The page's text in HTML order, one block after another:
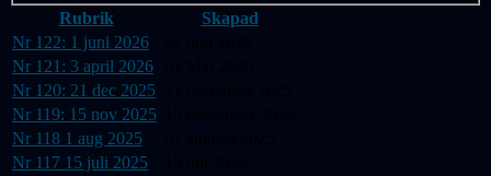
Rubrik
Skapad
Nr 122: 1 juni 2026
Nr 121: 3 april 2026
Nr 120: 21 dec 2025
Nr 119: 15 nov 2025
Nr 118 1 aug 2025
Nr 117 15 juli 2025